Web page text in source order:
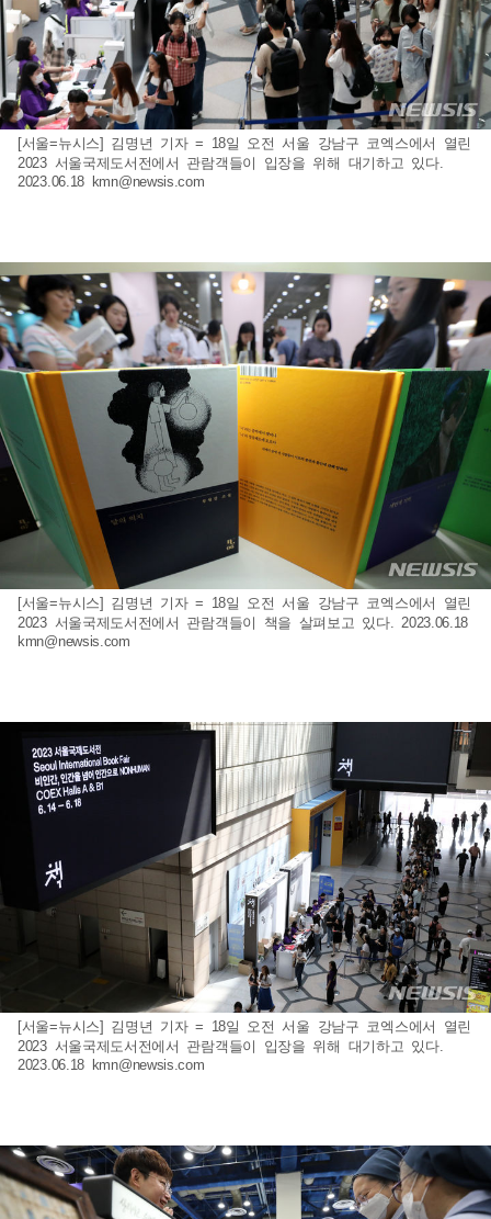
[서울=뉴시스] 김명년 기자 = 18일 오전 서울 강남구 코엑스에서 열린
2023 서울국제도서전에서 관람객들이 입장을 위해 대기하고 있다.
2023.06.18 kmn@newsis.com
[서울=뉴시스] 김명년 기자 = 18일 오전 서울 강남구 코엑스에서 열린
2023 서울국제도서전에서 관람객들이 책을 살펴보고 있다. 2023.06.18
kmn@newsis.com
[서울=뉴시스] 김명년 기자 = 18일 오전 서울 강남구 코엑스에서 열린
2023 서울국제도서전에서 관람객들이 입장을 위해 대기하고 있다.
2023.06.18 kmn@newsis.com